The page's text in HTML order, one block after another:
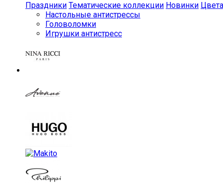
Праздники Тематические коллекции Новинки Цвета
Настольные антистрессы
Головоломки
Игрушки антистресс